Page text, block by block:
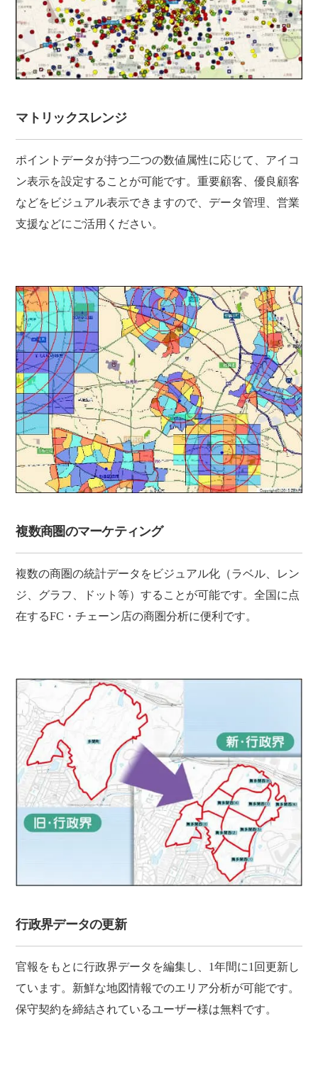
マトリックスレンジ
ポイントデータが持つ二つの数値属性に応じて、アイコ
ン表示を設定することが可能です。重要顧客、優良顧客
などをビジュアル表示できますので、データ管理、営業
支援などにご活用ください。
複数商圏のマーケティング
複数の商圏の統計データをビジュアル化（ラベル、レン
ジ、グラフ、ドット等）することが可能です。全国に点
在するFC・チェーン店の商圏分析に便利です。
行政界データの更新
官報をもとに行政界データを編集し、1年間に1回更新し
ています。新鮮な地図情報でのエリア分析が可能です。
保守契約を締結されているユーザー様は無料です。